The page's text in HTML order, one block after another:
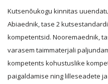
Kutsenõukogu kinnitas
Abiaednik, tase 2
kompetentsid. Nooremaednik,
varasem taimmaterjali
kompetents kohustuslike
paigaldamise ning lilleseadete